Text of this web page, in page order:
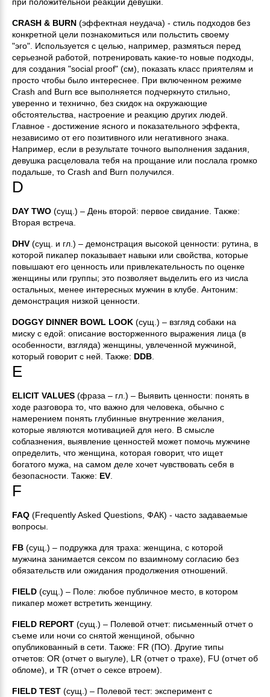
CRASH & BURN (эффектная неудача) - стиль подходов без
конкретной цели познакомиться или польстить своему
"эго". Используется с целью, например, размяться перед
серьезной работой, потренировать какие-то новые подходы,
для создания "social proof" (см), показать класс приятелям и
просто чтобы было интереснее. При включенном режиме
Crash and Burn все выполняется подчеркнуто стильно,
уверенно и технично, без скидок на окружающие
обстоятельства, настроение и реакцию других людей.
Главное - достижение ясного и показательного эффекта,
независимо от его позитивного или негативного знака.
Например, если в результате точного выполнения задания,
девушка расцеловала тебя на прощание или послала громко
подальше, то Crash and Burn получился.
D
DAY TWO (сущ.) – День второй: первое свидание. Также:
Вторая встреча.
DHV (сущ. и гл.) – демонстрация высокой ценности: рутина, в
которой пикапер показывает навыки или свойства, которые
повышают его ценность или привлекательность по оценке
женщины или группы; это позволяет выделить его из числа
остальных, менее интересных мужчин в клубе. Антоним:
демонстрация низкой ценности.
DOGGY DINNER BOWL LOOK (сущ.) – взгляд собаки на
миску с едой: описание восторженного выражения лица (в
особенности, взгляда) женщины, увлеченной мужчиной,
который говорит с ней. Также: DDB
E
ELICIT VALUES (фраза – гл.) – Выявить ценности: понять в
ходе разговора то, что важно для человека, обычно с
намерением понять глубинные внутренние желания,
которые являются мотивацией для него. В смысле
соблазнения, выявление ценностей может помочь мужчине
определить, что женщина, которая говорит, что ищет
богатого мужа, на самом деле хочет чувствовать себя в
безопасности. Также: EV
F
FAQ (Frequently Asked Questions, ФАК) - часто задаваемые
вопросы.
FB (сущ.) – подружка для траха: женщина, с которой
мужчина занимается сексом по взаимному согласию без
обязательств или ожидания продолжения отношений.
FIELD (сущ.) – Поле: любое публичное место, в котором
пикапер может встретить женщину.
FIELD REPORT (сущ.) – Полевой отчет: письменный отчет о
съеме или ночи со снятой женщиной, обычно
опубликованный в сети. Также: FR (ПО). Другие типы
отчетов: OR (отчет о выгуле), LR (отчет о трахе), FU (отчет об
обломе), и TR (отчет о сексе втроем).
FIELD TEST (сущ.) – Полевой тест: эксперимент с